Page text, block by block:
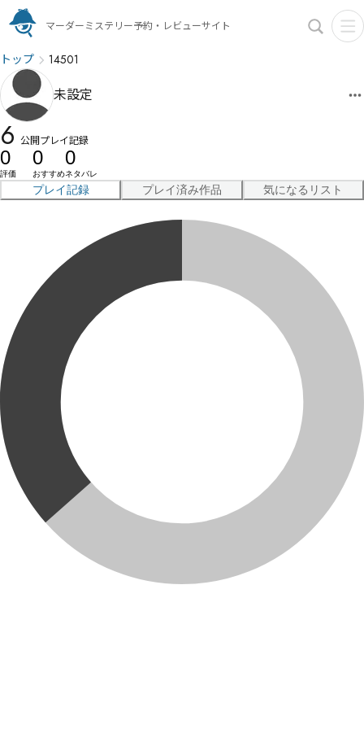
マーダーミステリー予約・レビューサイト
トップ 14501
未設定
6 公開プレイ記録
0
評価
0
おすすめ
0
ネタバレ
プレイ記録 プレイ済み作品 気になるリスト